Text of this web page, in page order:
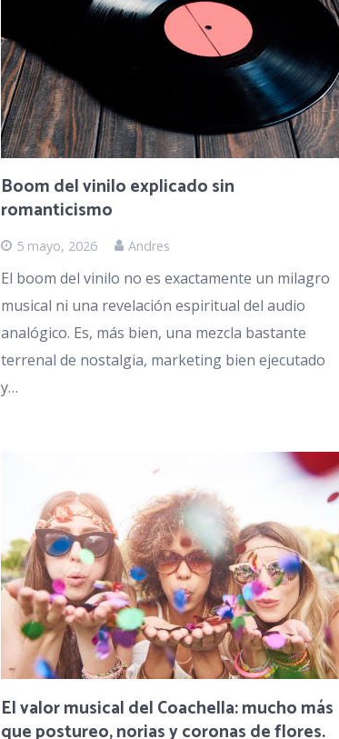
Boom del vinilo explicado sin
romanticismo
5 mayo, 2026 Andres
El boom del vinilo no es exactamente un milagro
musical ni una revelación espiritual del audio
analógico. Es, más bien, una mezcla bastante
terrenal de nostalgia, marketing bien ejecutado
y…
El valor musical del Coachella: mucho más
que postureo, norias y coronas de flores.